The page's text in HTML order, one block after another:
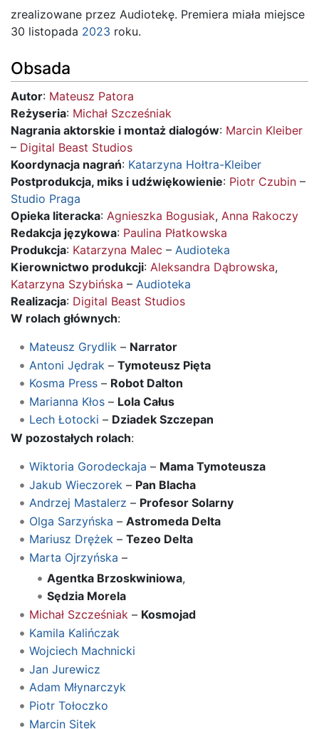
zrealizowane przez Audiotekę. Premiera miała miejsce
30 listopada 2023 roku.
Obsada
Autor: Mateusz Patora
Reżyseria: Michał Szcześniak
Nagrania aktorskie i montaż dialogów: Marcin Kleiber
– Digital Beast Studios
Koordynacja nagrań: Katarzyna Hołtra-Kleiber
Postprodukcja, miks i udźwiękowienie: Piotr Czubin –
Studio Praga
Opieka literacka: Agnieszka Bogusiak, Anna Rakoczy
Redakcja językowa: Paulina Płatkowska
Produkcja: Katarzyna Malec – Audioteka
Kierownictwo produkcji: Aleksandra Dąbrowska,
Katarzyna Szybińska – Audioteka
Realizacja: Digital Beast Studios
W rolach głównych:
Mateusz Grydlik– Narrator
Antoni Jędrak – Tymoteusz Pięta
Kosma Press– Robot Dalton
Marianna Kłos– Lola Całus
Lech Łotocki – Dziadek Szczepan
W pozostałych rolach:
Wiktoria Gorodeckaja – Mama Tymoteusza
Jakub Wieczorek – Pan Blacha
Andrzej Mastalerz – Profesor Solarny
Olga Sarzyńska – Astromeda Delta
Mariusz Drężek– Tezeo Delta
Marta Ojrzyńska –
Agentka Brzoskwiniowa,
Sędzia Morela
Michał Szcześniak – Kosmojad
Kamila Kalińczak
Wojciech Machnicki
Jan Jurewicz
Adam Młynarczyk
Piotr Tołoczko
Marcin Sitek